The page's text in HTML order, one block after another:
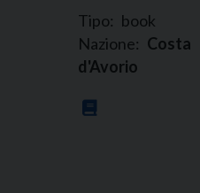
Tipo: book
Nazione: Costa
d'Avorio